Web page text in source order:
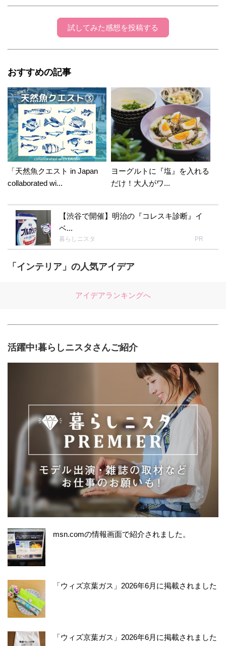
youmamaさんの記事を見てゴキゲンになりました
(ღ˘⌣˘ღ)ありがとうございます(*^^*)また、センス
工夫溢れる作品！楽しみにしていまーす( 〃▽〃)v
youmama
ウロウロ楽しんでます( *´艸｀)灯台下暗しとは
よくいったもので、近所の穴場スポットいった
ことがないとこを攻略のゴールデンウイークで
す♪ 桐箱ひこまるさんも、アレンジしてました
よね〜＼(^o^)／ボーダー可愛いですよね〜 服で
もなんでも最近はボーダーが気になってます♪
それあるあるエピソードですよね〜すごく気落
ちしちゃいます。私の記事ならまだしもひこま
かれているので、すごくショックですよ〜！！
こんな記事の投稿で元気になってもらえたなら
光栄ですよほんと。 いつもほんとほめ上手なひ
こまるちゃんに今日も癒しをもらいました♪♪ こ
と小物で遊んでみました、明日は１日娘の工作
試してみた感想を投稿する
おすすめの記事
「天然魚クエスト in Japan
collaborated wi...
ヨーグルトに『塩』を入れる
だけ！大人がワ...
【渋谷で開催】明治の『コレスキ診断』イ
ベ...
暮らしニスタ PR
「インテリア」の人気アイデア
アイデアランキングへ
活躍中!暮らしニスタさんご紹介
msn.comの情報画面で紹介されました。
「ウィズ京葉ガス」2026年6月に掲載されました
「ウィズ京葉ガス」2026年6月に掲載されました